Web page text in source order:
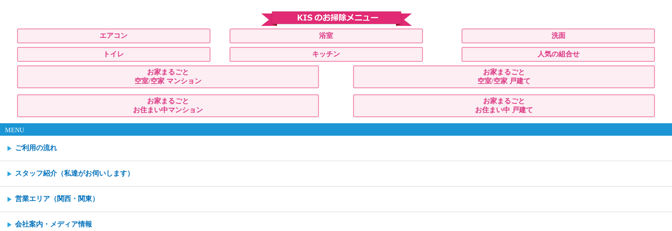
エアコン 浴室 洗面
トイレ キッチン 人気の組合せ
お家まるごと
空室/空家 マンション
お家まるごと
空室/空家 戸建て
お家まるごと
お住まい中マンション
お家まるごと
お住まい中 戸建て
MENU
ご利用の流れ
スタッフ紹介（私達がお伺いします）
営業エリア（関西・関東）
会社案内・メディア情報